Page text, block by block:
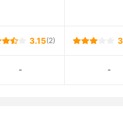
3.15(2)
- -